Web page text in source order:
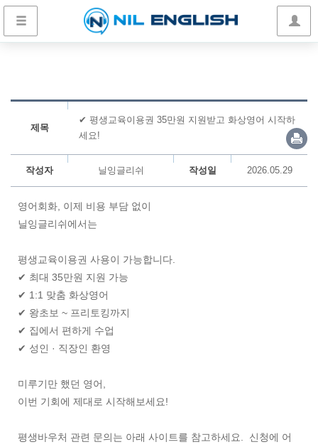
제목
✔ 평생교육이용권 35만원 지원받고 화상영어 시작하
세요!
작성자 닐잉글리쉬 작성일 2026.05.29
영어회화, 이제 비용 부담 없이
닐잉글리쉬에서는
평생교육이용권 사용이 가능합니다.
✔ 최대 35만원 지원 가능
✔ 1:1 맞춤 화상영어
✔ 왕초보 ~ 프리토킹까지
✔ 집에서 편하게 수업
✔ 성인 · 직장인 환영
미루기만 했던 영어,
이번 기회에 제대로 시작해보세요!
평생바우처 관련 문의는 아래 사이트를 참고하세요. 신청에 어